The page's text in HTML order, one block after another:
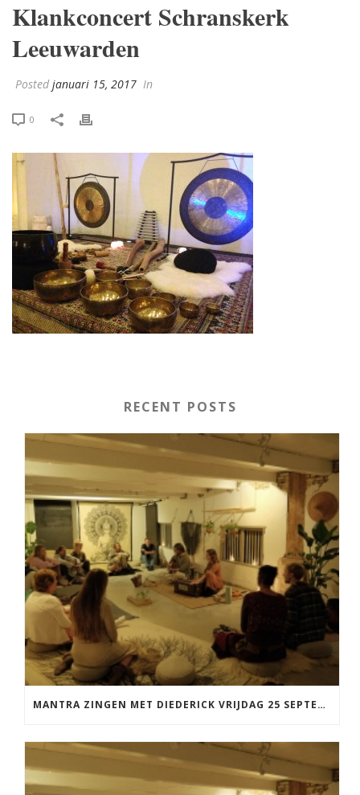
Klankconcert Schranskerk
Leeuwarden
Posted januari 15, 2017 In
0
RECENT POSTS
MANTRA ZINGEN MET DIEDERICK VRIJDAG 25 SEPTEMBER EN 20 NOVEMBER